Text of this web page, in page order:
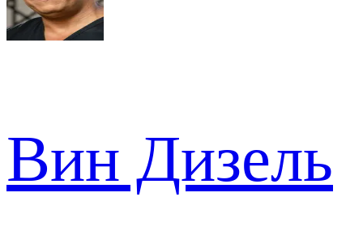
Вин Дизель